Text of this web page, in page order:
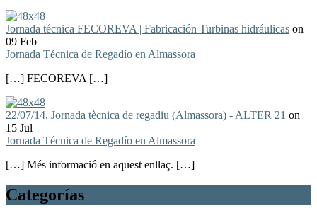
Jornada técnica FECOREVA | Fabricación Turbinas hidráulicas on
09 Feb
Jornada Técnica de Regadío en Almassora
[…] FECOREVA […]
22/07/14, Jornada tècnica de regadiu (Almassora) - ALTER 21 on
15 Jul
Jornada Técnica de Regadío en Almassora
[…] Més informació en aquest enllaç. […]
Categorías